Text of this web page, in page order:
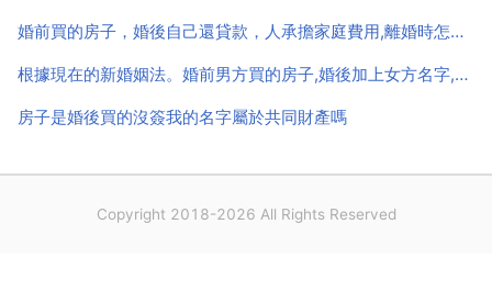
婚前買的房子，婚後自己還貸款，人承擔家庭費用,離婚時怎麼判
根據現在的新婚姻法。婚前男方買的房子,婚後加上女方名字,離婚時女方可否分配房子
房子是婚後買的沒簽我的名字屬於共同財產嗎
Copyright 2018-2026 All Rights Reserved